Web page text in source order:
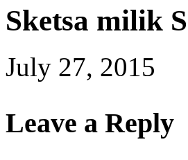
Sketsa milik
July 27, 2015
Leave a Reply